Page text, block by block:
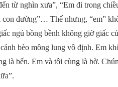
từ nghìn xưa”, “Em đi trong
con đường”… Thế nhưng, “em”
ngủ bồng bềnh không giờ giấc
bèo mông lung vô định. Em
là bến. Em và tôi cùng là bờ.